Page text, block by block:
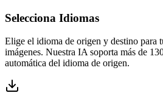
Selecciona Idiomas
Elige el idioma de origen y destino para
imágenes. Nuestra IA soporta más de
automática del idioma de origen.